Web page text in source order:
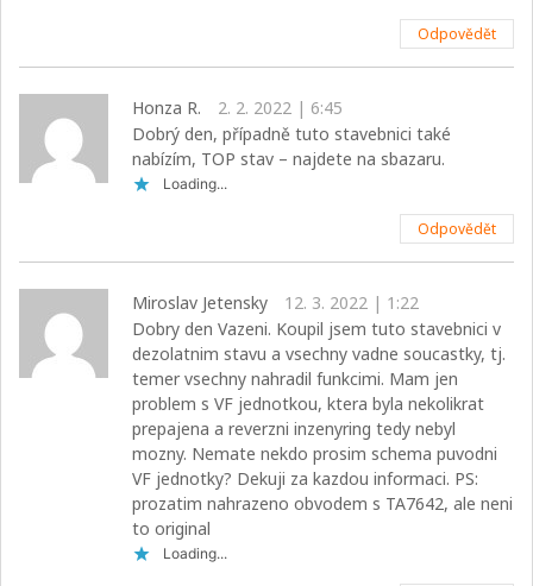
Odpovědět
Honza R.
2. 2. 2022 | 6:45
Dobrý den, případně tuto stavebnici také
nabízím, TOP stav – najdete na sbazaru.
Loading...
Odpovědět
Miroslav Jetensky
12. 3. 2022 | 1:22
Dobry den Vazeni. Koupil jsem tuto stavebnici v
dezolatnim stavu a vsechny vadne soucastky, tj.
temer vsechny nahradil funkcimi. Mam jen
problem s VF jednotkou, ktera byla nekolikrat
prepajena a reverzni inzenyring tedy nebyl
mozny. Nemate nekdo prosim schema puvodni
VF jednotky? Dekuji za kazdou informaci. PS:
prozatim nahrazeno obvodem s TA7642, ale neni
to original
Loading...